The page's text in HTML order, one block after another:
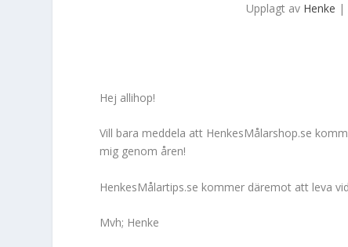
Upplagt av Henke |
Hej allihop!
Vill bara meddela att HenkesMålarshop.se
mig genom åren!
HenkesMålartips.se kommer däremot att leva
Mvh; Henke